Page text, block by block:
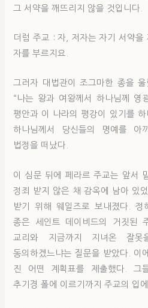
그 서약을 깨뜨리지 않을 것입니다.
더럼 주교 : 자, 저자는 자기 서약을
자를 부르지요.
그러자 대법관이 조그마한 종을
“나는 왕과 여왕께서 하나님께 영
평안과 이 나라의 평강이 있기를
하나님께서 당신들의 명예를 아
법정을 떠났다.
이 심문 뒤에 페라르 주교는 앞서
정죄 받지 않은 채 감옥에 남아 있
받기 위해 웨일즈로 보내졌다. 정
종은 세인트 데이비드의 거짓된
교리와 지금까지 지녀온 잘못
동의하겠느냐는 질문을 받았다. 이
진 어떤 계획표를 제출했다. 그
추기경 폴에 이르기까지 주교의 입